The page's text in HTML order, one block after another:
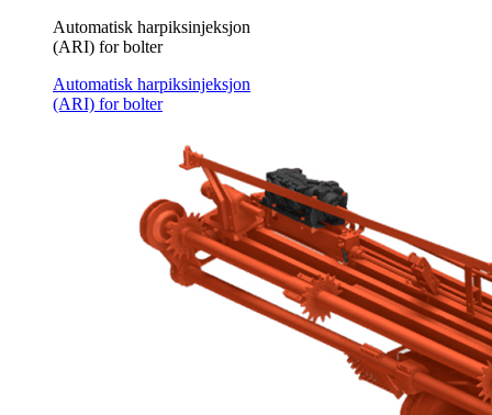
Automatisk harpiksinjeksjon
(ARI) for bolter
Automatisk harpiksinjeksjon
(ARI) for bolter